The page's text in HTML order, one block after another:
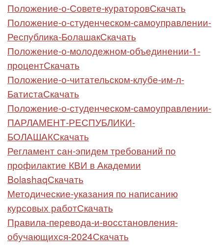
Положение-о-Совете-кураторовСкачать
Положение-о-студенческом-самоуправлении-
Республика-БолашакСкачать
Положение-о-молодежном-объединении-1-
процентСкачать
Положение-о-читательском-клубе-им-л-
БатистаСкачать
Положение-о-студенческом-самоуправлении-
ПАРЛАМЕНТ-РЕСПУБЛИКИ-
БОЛАШАКСкачать
Регламент сан-эпидем требований по
профилактие КВИ в Академии
BolashaqСкачать
Методические-указания по написанию
курсовых работСкачать
Правила-перевода-и-восстановления-
обучающихся-2024Скачать